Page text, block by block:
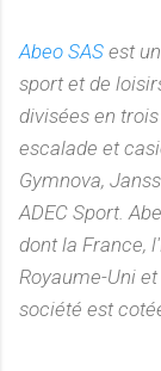
Abeo SAS est
sport et de
divisées en
escalade et
Gymnova,
ADEC Sport.
dont la France,
Royaume-Uni
société est